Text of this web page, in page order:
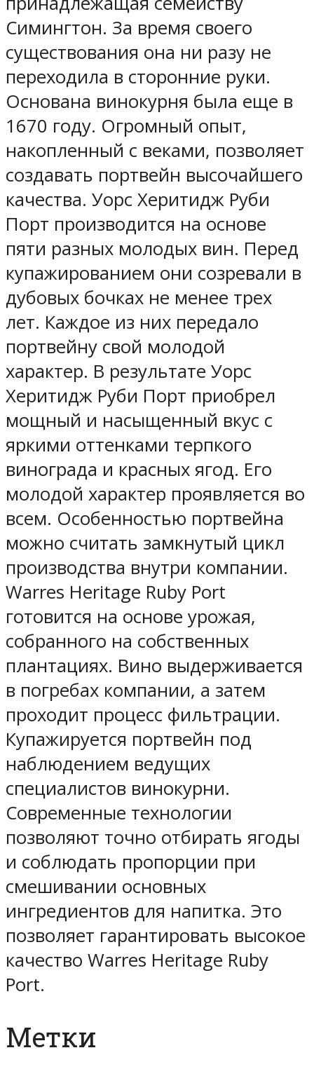
Симингтон. За время своего
существования она ни разу не
переходила в сторонние руки.
Основана винокурня была еще в
1670 году. Огромный опыт,
накопленный с веками, позволяет
создавать портвейн высочайшего
качества. Уорс Херитидж Руби
Порт производится на основе
пяти разных молодых вин. Перед
купажированием они созревали в
дубовых бочках не менее трех
лет. Каждое из них передало
портвейну свой молодой
характер. В результате Уорс
Херитидж Руби Порт приобрел
мощный и насыщенный вкус с
яркими оттенками терпкого
винограда и красных ягод. Его
молодой характер проявляется во
всем. Особенностью портвейна
можно считать замкнутый цикл
производства внутри компании.
Warres Heritage Ruby Port
готовится на основе урожая,
собранного на собственных
плантациях. Вино выдерживается
в погребах компании, а затем
проходит процесс фильтрации.
Купажируется портвейн под
наблюдением ведущих
специалистов винокурни.
Современные технологии
позволяют точно отбирать ягоды
и соблюдать пропорции при
смешивании основных
ингредиентов для напитка. Это
позволяет гарантировать высокое
качество Warres Heritage Ruby
Port.
Метки